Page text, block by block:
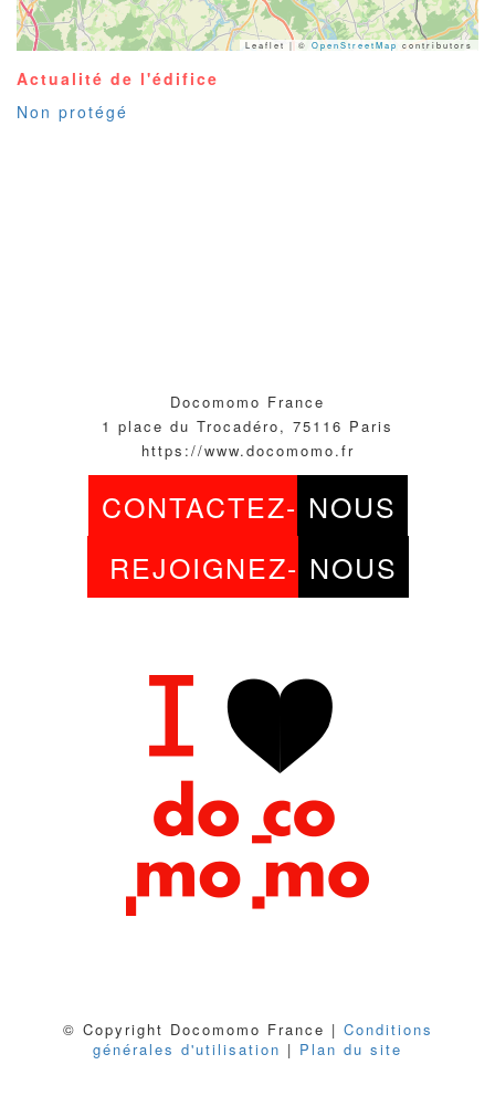
Leaflet | © OpenStreetMap contributors
Actualité de l'édifice
Non protégé
Docomomo France
1 place du Trocadéro, 75116 Paris
https://www.docomomo.fr
CONTACTEZ- NOUS
REJOIGNEZ- NOUS
© Copyright Docomomo France | Conditions
générales d'utilisation | Plan du site